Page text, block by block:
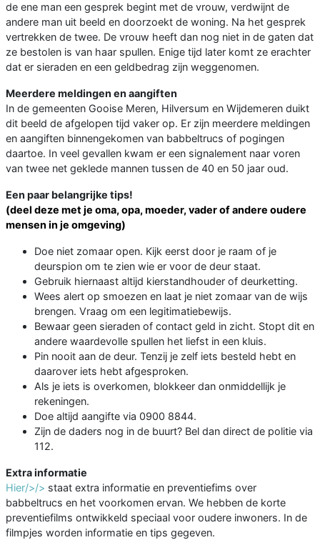
de ene man een gesprek begint met de vrouw, verdwijnt de
andere man uit beeld en doorzoekt de woning. Na het gesprek
vertrekken de twee. De vrouw heeft dan nog niet in de gaten dat
ze bestolen is van haar spullen. Enige tijd later komt ze erachter
dat er sieraden en een geldbedrag zijn weggenomen.
Meerdere meldingen en aangiften
In de gemeenten Gooise Meren, Hilversum en Wijdemeren duikt
dit beeld de afgelopen tijd vaker op. Er zijn meerdere meldingen
en aangiften binnengekomen van babbeltrucs of pogingen
daartoe. In veel gevallen kwam er een signalement naar voren
van twee net geklede mannen tussen de 40 en 50 jaar oud.
Een paar belangrijke tips!
(deel deze met je oma, opa, moeder, vader of andere oudere
mensen in je omgeving)
Doe niet zomaar open. Kijk eerst door je raam of je
deurspion om te zien wie er voor de deur staat.
Gebruik hiernaast altijd kierstandhouder of deurketting.
Wees alert op smoezen en laat je niet zomaar van de wijs
brengen. Vraag om een legitimatiebewijs.
Bewaar geen sieraden of contact geld in zicht. Stopt dit en
andere waardevolle spullen het liefst in een kluis.
Pin nooit aan de deur. Tenzij je zelf iets besteld hebt en
daarover iets hebt afgesproken.
Als je iets is overkomen, blokkeer dan onmiddellijk je
rekeningen.
Doe altijd aangifte via 0900 8844.
Zijn de daders nog in de buurt? Bel dan direct de politie via
112.
Extra informatie
Hier/>/> staat extra informatie en preventiefims over
babbeltrucs en het voorkomen ervan. We hebben de korte
preventiefilms ontwikkeld speciaal voor oudere inwoners. In de
filmpjes worden informatie en tips gegeven.